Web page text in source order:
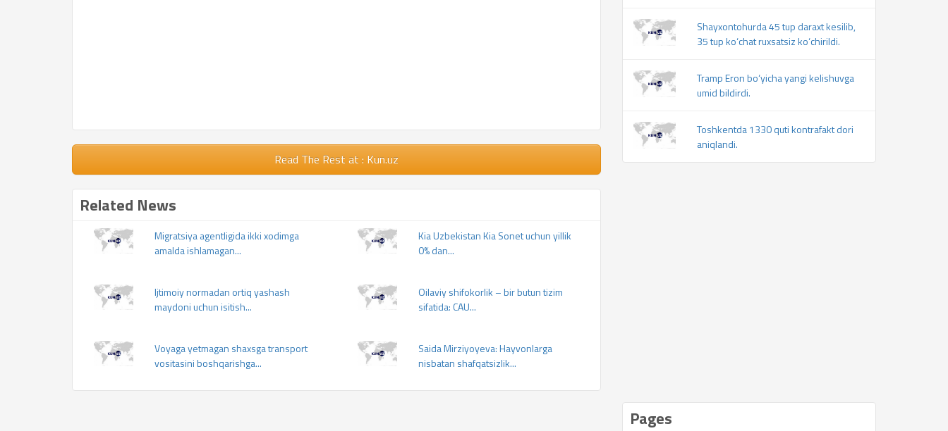
Read The Rest at : Kun.uz
Related News
Migratsiya agentligida ikki xodimga
amalda ishlamagan...
Kia Uzbekistan Kia Sonet uchun yillik
0% dan...
Ijtimoiy normadan ortiq yashash
maydoni uchun isitish...
Oilaviy shifokorlik – bir butun tizim
sifatida: CAU...
Voyaga yetmagan shaxsga transport
vositasini boshqarishga...
Saida Mirziyoyeva: Hayvonlarga
nisbatan shafqatsizlik...
Shayxontohurda 45 tup daraxt kesilib,
35 tup ko‘chat ruxsatsiz ko‘chirildi.
Tramp Eron bo‘yicha yangi kelishuvga
umid bildirdi.
Toshkentda 1330 quti kontrafakt dori
aniqlandi.
Pages